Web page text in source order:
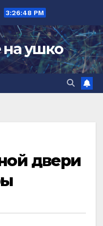
3:26:49 PM
ушко
двери